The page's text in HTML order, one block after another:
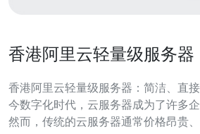
香港阿里云轻量级服务器
香港阿里云轻量级服务器：简洁、直接、
今数字化时代，云服务器成为了许多企
然而，传统的云服务器通常价格昂贵